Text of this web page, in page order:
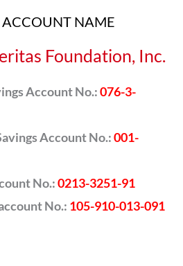
ACCOUNT NAME
Foundation, Inc.
Account No.:076-3-
Account No.:001-
No.:0213-3251-91
No.: 105-910-013-091